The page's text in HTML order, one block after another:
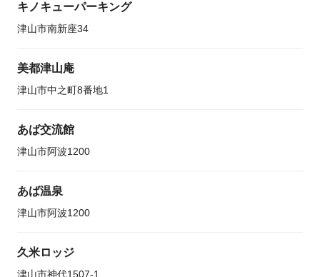
キノキューパーキング
津山市南新座34
美都津山庵
津山市中之町8番地1
あば交流館
津山市阿波1200
あば温泉
津山市阿波1200
久米ロッジ
津山市神代1507-1